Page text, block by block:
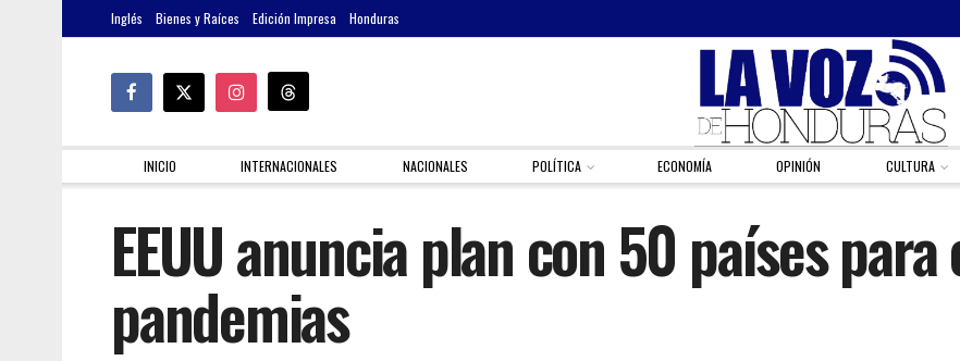
Inglés Bienes y Raíces Edición Impresa Honduras
INICIO INTERNACIONALES NACIONALES POLÍTICA ECONOMÍA OPINIÓN CULTURA
EEUU anuncia plan con 50 países
pandemias